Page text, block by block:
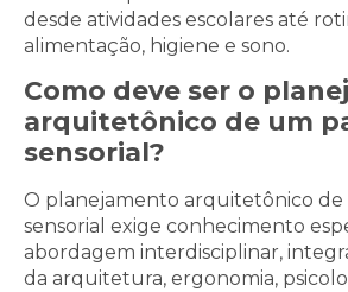
desde atividades escolares até
alimentação, higiene e sono.
Como deve ser o
arquitetônico de um
sensorial?
O planejamento arquitetônico
sensorial exige conhecimento
abordagem interdisciplinar,
da arquitetura, ergonomia,